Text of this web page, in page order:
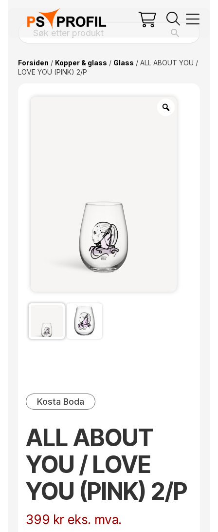
Forsiden / Kopper & glass / Glass / ALL ABOUT YOU /
LOVE YOU (PINK) 2/P
Kosta Boda
ALL ABOUT
YOU / LOVE
YOU (PINK) 2/P
399 kr eks. mva.